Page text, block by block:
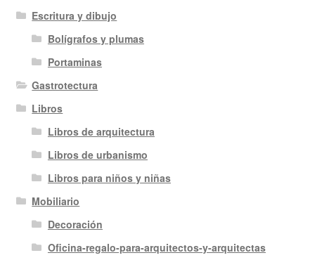
Escritura y dibujo
Bolígrafos y plumas
Portaminas
Gastrotectura
Libros
Libros de arquitectura
Libros de urbanismo
Libros para niños y niñas
Mobiliario
Decoración
Oficina-regalo-para-arquitectos-y-arquitectas